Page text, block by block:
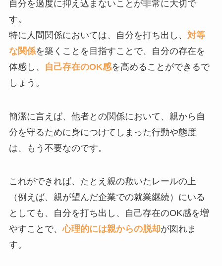
自分を過度に抑え込まないことが非常に大切で
す。
特に人間関係においては、自分を打ち出し、 対等
な関係を築くことを目指すことで、自分の存在を
体感し、
自己存在のOK感を高めることができるで
しょう。
簡潔に言えば、他者との関係において、親から自
分を守るために身につけてしまった行動や態度
は、もう不要なのです。
これができれば、たとえ親の敷いたレールの上
（例えば、親が望んだ企業での就業継続）にいる
としても、自分を打ち出し、自己存在のOK感を増
やすことで、心理的には親からの脱却が図れま
す。